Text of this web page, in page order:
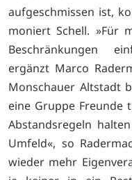
aufgeschmissen ist,
moniert Schell. »Für
Beschränkungen
ergänzt Marco
Monschauer Altstadt
eine Gruppe Freunde
Abstandsregeln
Umfeld«, so
wieder mehr